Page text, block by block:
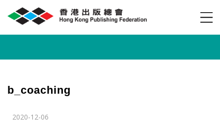
b_coaching
2020-12-06